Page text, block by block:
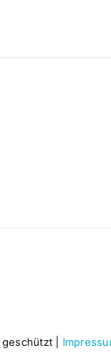
|